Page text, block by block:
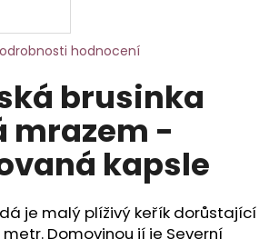
hodnocení
brusinka
mrazem -
kapsle
je malý plíživý keřík dorůstající
Domovinou jí je Severní
HLEDAT